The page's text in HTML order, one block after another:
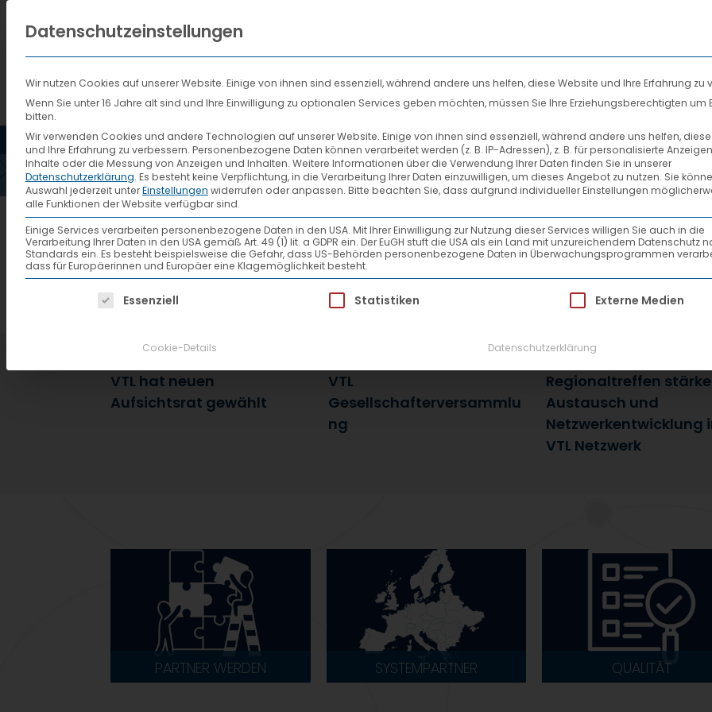
HOME AKTUELLES VTL DIENSTLEISTUNGEN SYSTEMPARTNER
1-SENDUNGSDATEN-
VTL hat neuen
Aufsichtsrat gewählt
VTL
Gesellschafterversammlu
ng
25. Juni 2026
Regionaltreffen
Austausch und
Netzwerkentwicklung
VTL Netzwerk
PARTNER WERDEN SYSTEMPARTNER QUALITÄT
Datenschutzeinstellungen
Wir nutzen Cookies auf unserer Website. Einige von ihnen sind essenziell, während andere uns helfen, diese Website und Ihre Erfahrung zu
Wenn Sie unter 16 Jahre alt sind und Ihre Einwilligung zu optionalen Services geben möchten, müssen Sie Ihre Erziehungsberechtigten um
bitten.
Wir verwenden Cookies und andere Technologien auf unserer Website. Einige von ihnen sind essenziell, während andere uns helfen,
und Ihre Erfahrung zu verbessern. Personenbezogene Daten können verarbeitet werden (z. B. IP-Adressen), z. B. für personalisierte
Inhalte oder die Messung von Anzeigen und Inhalten. Weitere Informationen über die Verwendung Ihrer Daten finden Sie in unserer
Datenschutzerklärung. Es besteht keine Verpflichtung, in die Verarbeitung Ihrer Daten einzuwilligen, um dieses Angebot zu nutzen. Sie
Auswahl jederzeit unterEinstellungen widerrufen oder anpassen. Bitte beachten Sie, dass aufgrund individueller Einstellungen
alle Funktionen der Website verfügbar sind.
Einige Services verarbeiten personenbezogene Daten in den USA. Mit Ihrer Einwilligung zur Nutzung dieser Services willigen Sie auch in die
Verarbeitung Ihrer Daten in den USA gemäß Art. 49 (1) lit. a GDPR ein. Der EuGH stuft die USA als ein Land mit unzureichendem Datenschutz
Standards ein. Es besteht beispielsweise die Gefahr, dass US-Behörden personenbezogene Daten in Überwachungsprogrammen
dass für Europäerinnen und Europäer eine Klagemöglichkeit besteht.
Es folgt eine Liste der Service-Gruppen, für die eine Einwilligung erteilt werden
Essenziell Statistiken Externe Medien
Cookie-Details Datenschutzerklärung